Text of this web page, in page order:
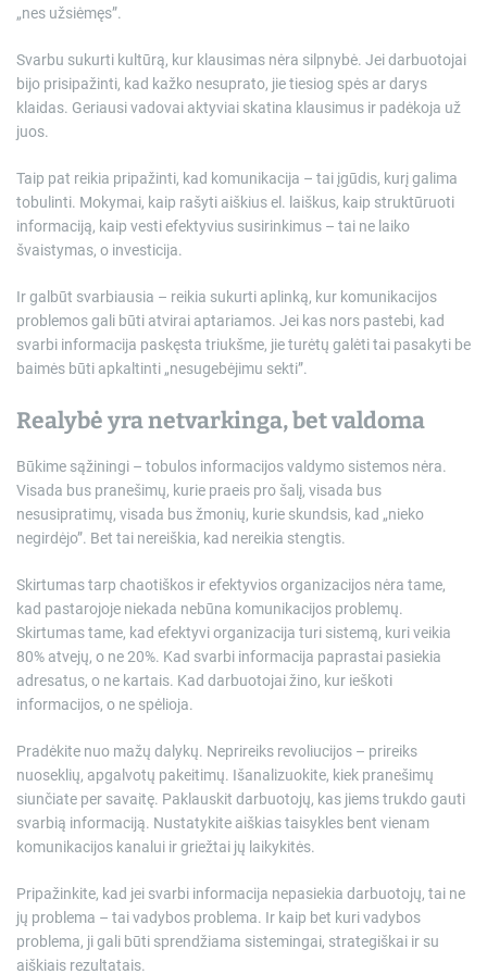
„nes užsiėmęs”.
Svarbu sukurti kultūrą, kur klausimas nėra silpnybė. Jei darbuotojai
bijo prisipažinti, kad kažko nesuprato, jie tiesiog spės ar darys
klaidas. Geriausi vadovai aktyviai skatina klausimus ir padėkoja už
juos.
Taip pat reikia pripažinti, kad komunikacija – tai įgūdis, kurį galima
tobulinti. Mokymai, kaip rašyti aiškius el. laiškus, kaip struktūruoti
informaciją, kaip vesti efektyvius susirinkimus – tai ne laiko
švaistymas, o investicija.
Ir galbūt svarbiausia – reikia sukurti aplinką, kur komunikacijos
problemos gali būti atvirai aptariamos. Jei kas nors pastebi, kad
svarbi informacija paskęsta triukšme, jie turėtų galėti tai pasakyti be
baimės būti apkaltinti „nesugebėjimu sekti”.
Realybė yra netvarkinga, bet valdoma
Būkime sąžiningi – tobulos informacijos valdymo sistemos nėra.
Visada bus pranešimų, kurie praeis pro šalį, visada bus
nesusipratimų, visada bus žmonių, kurie skundsis, kad „nieko
negirdėjo”. Bet tai nereiškia, kad nereikia stengtis.
Skirtumas tarp chaotiškos ir efektyvios organizacijos nėra tame,
kad pastarojoje niekada nebūna komunikacijos problemų.
Skirtumas tame, kad efektyvi organizacija turi sistemą, kuri veikia
80% atvejų, o ne 20%. Kad svarbi informacija paprastai pasiekia
adresatus, o ne kartais. Kad darbuotojai žino, kur ieškoti
informacijos, o ne spėlioja.
Pradėkite nuo mažų dalykų. Neprireiks revoliucijos – prireiks
nuoseklių, apgalvotų pakeitimų. Išanalizuokite, kiek pranešimų
siunčiate per savaitę. Paklauskit darbuotojų, kas jiems trukdo gauti
svarbią informaciją. Nustatykite aiškias taisykles bent vienam
komunikacijos kanalui ir griežtai jų laikykitės.
Pripažinkite, kad jei svarbi informacija nepasiekia darbuotojų, tai ne
jų problema – tai vadybos problema. Ir kaip bet kuri vadybos
problema, ji gali būti sprendžiama sistemingai, strategiškai ir su
aiškiais rezultatais.